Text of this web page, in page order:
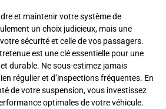
et maintenir votre système de
un choix judicieux, mais une
sécurité et celle de vos passagers.
est une clé essentielle pour une
durable. Ne sous-estimez jamais
régulier et d’inspections fréquentes. En
de votre suspension, vous investissez
optimales de votre véhicule.